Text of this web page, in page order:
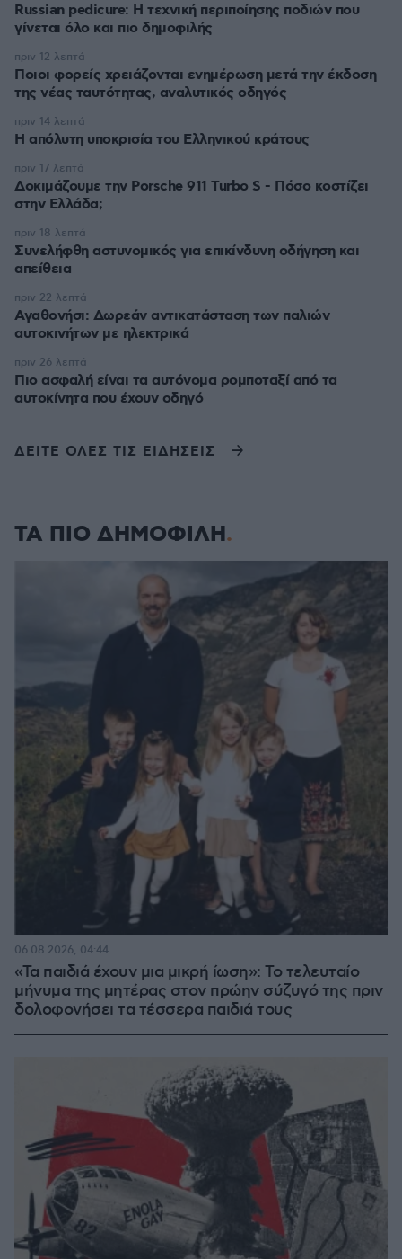
Russian pedicure: Η τεχνική περιποίησης ποδιών που
γίνεται όλο και πιο δημοφιλής
Ποιοι φορείς χρειάζονται ενημέρωση μετά την έκδοση
της νέας ταυτότητας, αναλυτικός οδηγός
πριν 12 λεπτά
Η απόλυτη υποκρισία του Ελληνικού κράτους
πριν 14 λεπτά
Δοκιμάζουμε την Porsche 911 Turbo S - Πόσο κοστίζει
στην Ελλάδα;
πριν 17 λεπτά
Συνελήφθη αστυνομικός για επικίνδυνη οδήγηση και
απείθεια
πριν 18 λεπτά
Αγαθονήσι: Δωρεάν αντικατάσταση των παλιών
αυτοκινήτων με ηλεκτρικά
πριν 22 λεπτά
Πιο ασφαλή είναι τα αυτόνομα ρομποταξί από τα
αυτοκίνητα που έχουν οδηγό
πριν 26 λεπτά
ΔΕΙΤΕ ΟΛΕΣ ΤΙΣ ΕΙΔΗΣΕΙΣ
ΤΑ ΠΙΟ ΔΗΜΟΦΙΛΗ
«Τα παιδιά έχουν μια μικρή ίωση»: Το τελευταίο
μήνυμα της μητέρας στον πρώην σύζυγό της πριν
δολοφονήσει τα τέσσερα παιδιά τους
06.08.2026, 04:44